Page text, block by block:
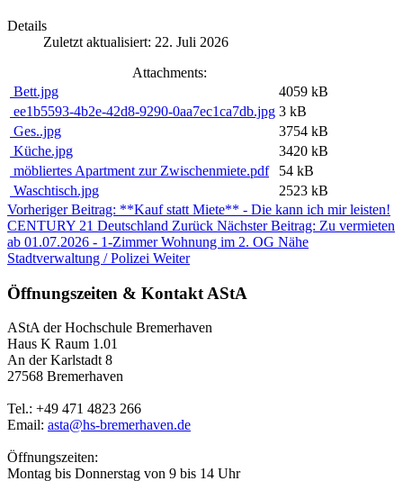
Details
Zuletzt aktualisiert: 22. Juli 2026
Attachments:
Bett.jpg
4059 kB
ee1b5593-4b2e-42d8-9290-0aa7ec1ca7db.jpg 3 kB
Ges..jpg
3754 kB
Küche.jpg
3420 kB
möbliertes Apartment zur Zwischenmiete.pdf
54 kB
Waschtisch.jpg
2523 kB
Vorheriger Beitrag: **Kauf statt Miete** - Die kann ich mir leisten!
CENTURY 21 Deutschland Zurück Nächster Beitrag: Zu vermieten
ab 01.07.2026 - 1-Zimmer Wohnung im 2. OG Nähe
Stadtverwaltung / Polizei Weiter
Öffnungszeiten & Kontakt AStA
AStA der Hochschule Bremerhaven
Haus K Raum 1.01
An der Karlstadt 8
27568 Bremerhaven
Tel.: +49 471 4823 266
Email: asta@hs-bremerhaven.de
Öffnungszeiten:
Montag bis Donnerstag von 9 bis 14 Uhr